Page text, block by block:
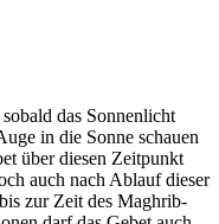
das Sonnenlicht
in die Sonne schauen
über diesen Zeitpunkt
auch nach Ablauf dieser
zur Zeit des Maghrib-